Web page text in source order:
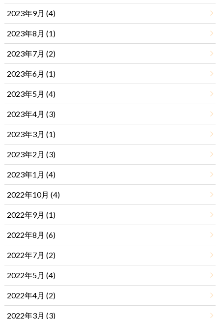
2023年9月 (4)
2023年8月 (1)
2023年7月 (2)
2023年6月 (1)
2023年5月 (4)
2023年4月 (3)
2023年3月 (1)
2023年2月 (3)
2023年1月 (4)
2022年10月 (4)
2022年9月 (1)
2022年8月 (6)
2022年7月 (2)
2022年5月 (4)
2022年4月 (2)
2022年3月 (3)